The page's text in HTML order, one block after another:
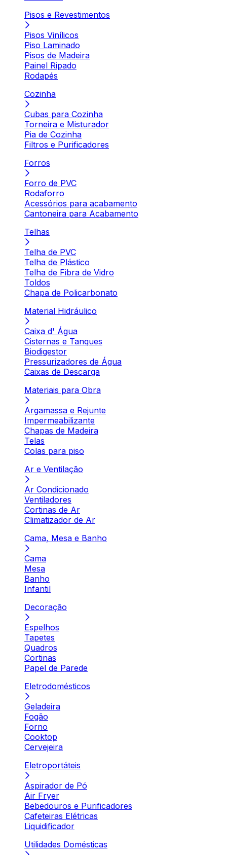
Pisos e Revestimentos
Pisos Vinílicos
Piso Laminado
Pisos de Madeira
Painel Ripado
Rodapés
Cozinha
Cubas para Cozinha
Torneira e Misturador
Pia de Cozinha
Filtros e Purificadores
Forros
Forro de PVC
Rodaforro
Acessórios para acabamento
Cantoneira para Acabamento
Telhas
Telha de PVC
Telha de Plástico
Telha de Fibra de Vidro
Toldos
Chapa de Policarbonato
Material Hidráulico
Caixa d' Água
Cisternas e Tanques
Biodigestor
Pressurizadores de Água
Caixas de Descarga
Materiais para Obra
Argamassa e Rejunte
Impermeabilizante
Chapas de Madeira
Telas
Colas para piso
Ar e Ventilação
Ar Condicionado
Ventiladores
Cortinas de Ar
Climatizador de Ar
Cama, Mesa e Banho
Cama
Mesa
Banho
Infantil
Decoração
Espelhos
Tapetes
Quadros
Cortinas
Papel de Parede
Eletrodomésticos
Geladeira
Fogão
Forno
Cooktop
Cervejeira
Eletroportáteis
Aspirador de Pó
Air Fryer
Bebedouros e Purificadores
Cafeteiras Elétricas
Liquidificador
Utilidades Domésticas